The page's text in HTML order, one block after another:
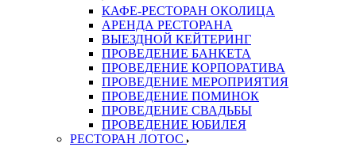
КАФЕ-РЕСТОРАН ОКОЛИЦА
АРЕНДА РЕСТОРАНА
ВЫЕЗДНОЙ КЕЙТЕРИНГ
ПРОВЕДЕНИЕ БАНКЕТА
ПРОВЕДЕНИЕ КОРПОРАТИВА
ПРОВЕДЕНИЕ МЕРОПРИЯТИЯ
ПРОВЕДЕНИЕ ПОМИНОК
ПРОВЕДЕНИЕ СВАДЬБЫ
ПРОВЕДЕНИЕ ЮБИЛЕЯ
РЕСТОРАН ЛОТОС